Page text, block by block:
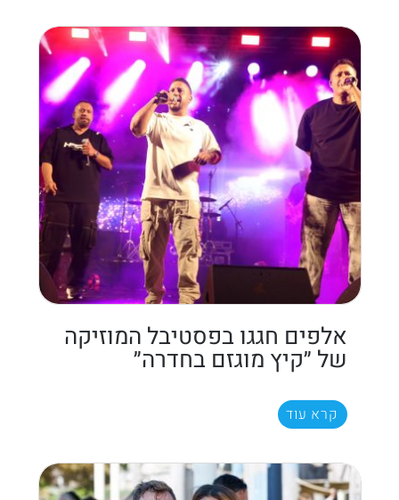
אלפים חגגו בפסטיבל המוזיקה
של ״קיץ מוגזם בחדרה״
קרא עוד